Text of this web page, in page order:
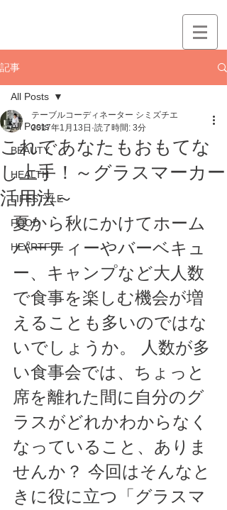
記事
All Posts
BEAUTY
HEALTH
LIFESTYLE
FOOD
HEARTFUL
All Posts
これであなたもおもてな
し上手！～グラスマーカー
活用法～
テーブルコーディネーター シミズチエ
2017年1月13日 読了時間: 3分
夏から秋にかけてホーム
パーティーやバーベキュ
ー、キャンプなど大人数
で食事を楽しむ機会が増
えることも多いのではな
いでしょうか。 人数が多
い食事会では、ちょっと
席を離れた間に自分のグ
ラスがどれかわからなく
なっていること、ありま
せんか？ 今回はそんなと
きに役に立つ「グラスマ